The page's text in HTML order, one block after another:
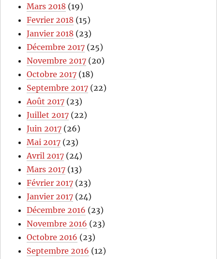
Mars 2018 (19)
Fevrier 2018 (15)
Janvier 2018 (23)
Décembre 2017 (25)
Novembre 2017 (20)
Octobre 2017 (18)
Septembre 2017 (22)
Août 2017 (23)
Juillet 2017 (22)
Juin 2017 (26)
Mai 2017 (23)
Avril 2017 (24)
Mars 2017 (13)
Février 2017 (23)
Janvier 2017 (24)
Décembre 2016 (23)
Novembre 2016 (23)
Octobre 2016 (23)
Septembre 2016 (12)